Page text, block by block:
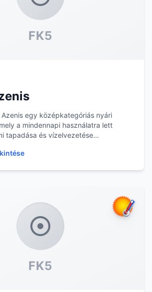
FK5
Azenis egy középkategóriás nyári
a mindennapi használatra lett
tapadása és vízelvezetése
FK5